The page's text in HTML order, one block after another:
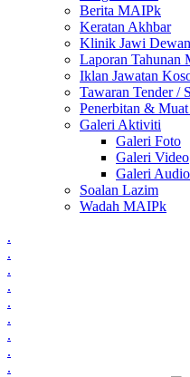
Berita MAIPk
Keratan Akhbar
Klinik Jawi Dewan
Laporan Tahunan
Iklan Jawatan
Tawaran Tender /
Penerbitan &
Galeri Aktiviti
Galeri Foto
Galeri Video
Galeri Audio
Soalan Lazim
Wadah MAIPk
.
.
.
.
.
.
.
.
.